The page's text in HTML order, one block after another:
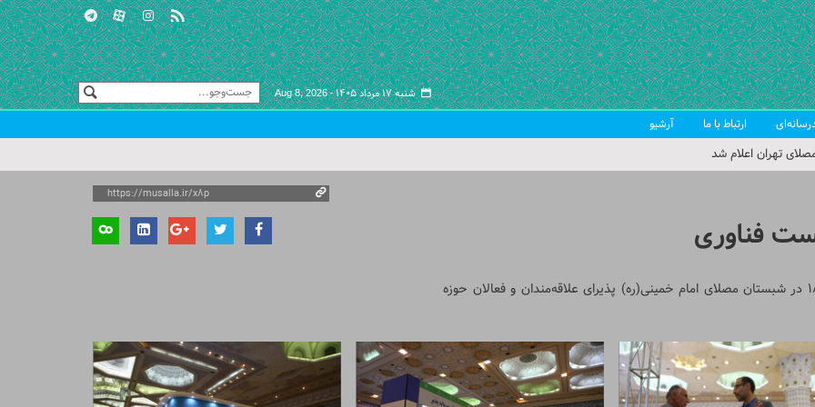
شنبه ۱۷ مرداد ۱۴۰۵ - Aug 8, 2026
ارتباط با ما آرشیو
تهران اعلام شد
تهران
از سوی رهبر معظم انقلاب
اسلامی ایران
نمایشگاه زیست‌فناوری از ۲۷ تا ۲۹ شهریور از ساعت ۱۰ تا ۱۸ در شبستان مصلای امام خمینی(ره) پذیرای علاقه‌مندان و فعالان حوزه